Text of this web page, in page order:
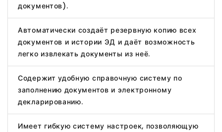
документов).
Автоматически создаёт резервную копию всех
документов и истории ЭД и даёт возможность
легко извлекать документы из неё.
Содержит удобную справочную систему по
заполнению документов и электронному
декларированию.
Имеет гибкую систему настроек, позволяющую